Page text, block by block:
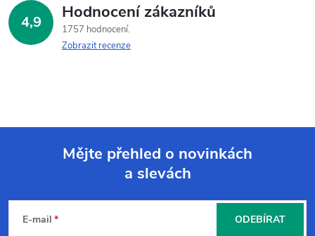
4,9 Hodnocení zákazníků
1757 hodnocení
Zobrazit recenze
Mějte přehled o novinkách
a slevách
E-mail ODEBÍRAT